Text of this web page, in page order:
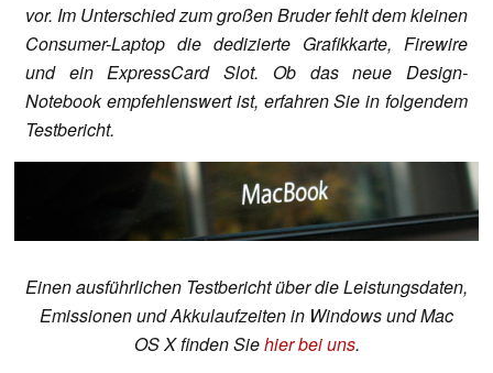
vor. Im Unterschied zum großen Bruder fehlt dem kleinen
Consumer-Laptop die dedizierte Grafikkarte, Firewire
und ein ExpressCard Slot. Ob das neue Design-
Notebook empfehlenswert ist, erfahren Sie in folgendem
Testbericht.
Einen ausführlichen Testbericht über die Leistungsdaten,
Emissionen und Akkulaufzeiten in Windows und Mac
OS X finden Siehier bei uns.